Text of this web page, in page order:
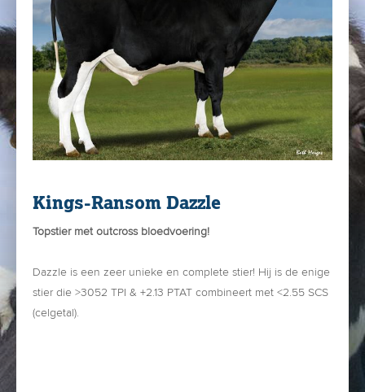
Kings-Ransom Dazzle
Topstier met outcross bloedvoering!
Dazzle is een zeer unieke en complete stier! Hij is de enige
stier die >3052 TPI & +2.13 PTAT combineert met <2.55 SCS
(celgetal).